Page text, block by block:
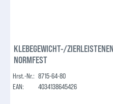
KLEBEGEWICHT-/
NORMFEST
Hrst.-Nr.: 8715-64-80
EAN:
4034138645426